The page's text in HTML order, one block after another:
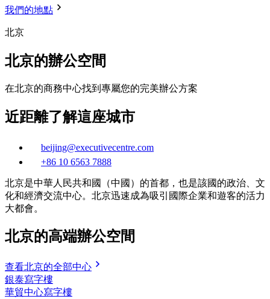
我們的地點
北京
北京的辦公空間
在北京的商務中心找到專屬您的完美辦公方案
近距離了解這座城市
beijing@executivecentre.com
+86 10 6563 7888
北京是中華人民共和國（中國）的首都，也是該國的政治、文
化和經濟交流中心。北京迅速成為吸引國際企業和遊客的活力
大都會。
北京的高端辦公空間
查看北京的全部中心
銀泰寫字樓
華貿中心寫字樓